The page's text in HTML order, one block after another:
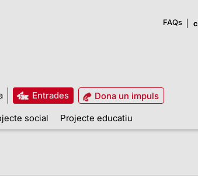
FAQs
Entrades
Dona un impuls
social Projecte educatiu